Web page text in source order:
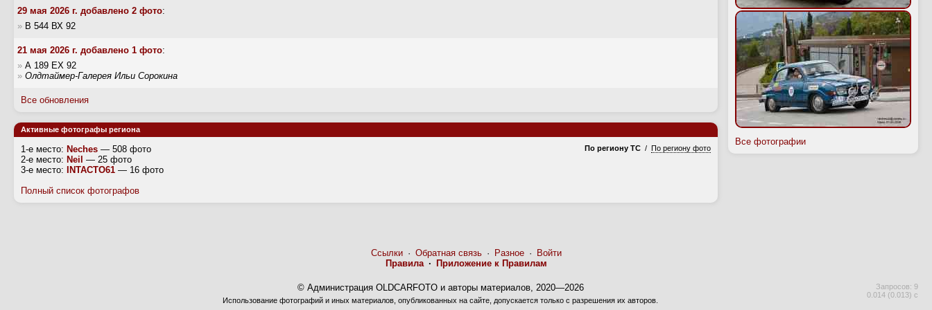
29 мая 2026 г. добавлено 2 фото:
» В 544 ВХ 92
21 мая 2026 г. добавлено 1 фото:
» А 189 ЕХ 92
» Олдтаймер-Галерея Ильи Сорокина
Все обновления
Активные фотографы региона
По региону ТС / По региону фото
1-е место: Neches — 508 фото
2-е место: Neil — 25 фото
3-е место:
INTACTO61 — 16 фото
Полный список фотографов
Все фотографии
Ссылки· Обратная связь· Разное·
Войти
Правила· Приложение к Правилам
Запросов: 9
0.014 (0.013) с
© Администрация OLDCARFOTO и авторы материалов, 2020—2026
Использование фотографий и иных материалов, опубликованных на сайте, допускается только с разрешения их авторов.